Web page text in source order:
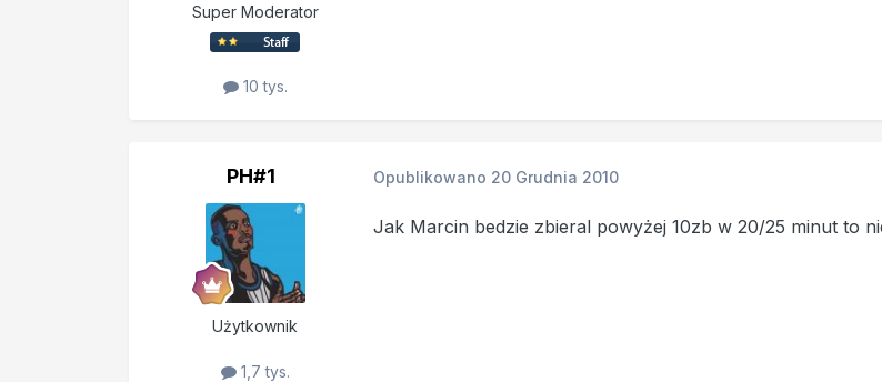
Super Moderator
10 tys.
PH#1
Użytkownik
1,7 tys.
Opublikowano 20 Grudnia 2010
Jak Marcin bedzie zbieral powyżej 10zb w 20/25 minut to